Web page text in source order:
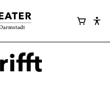
Webshop